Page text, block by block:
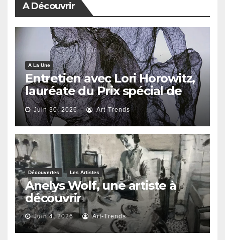
A Découvrir
A La Une
Entretien avec Lori Horowitz,
lauréate du Prix spécial de
reconnaissance artistique
2026
Juin 30, 2026 Art-Trends
Découvertes Les Artistes
Anelys Wolf, une artiste à
découvrir
Juin 4, 2026 Art-Trends